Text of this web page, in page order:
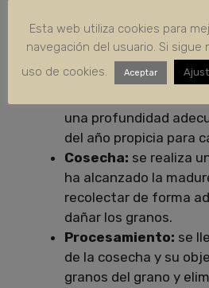
preparar el terreno
nutrientes necesarios
las condiciones
una profundidad
del año propicia para
Cosecha: se realiza
ha alcanzado la
recolectar de forma
dañar los granos.
Procesamiento: se
de la cosecha y su
granos del grano y
Esta web utiliza cookies para
navegación del usuario. Si sigue
uso de cookies.
Aceptar